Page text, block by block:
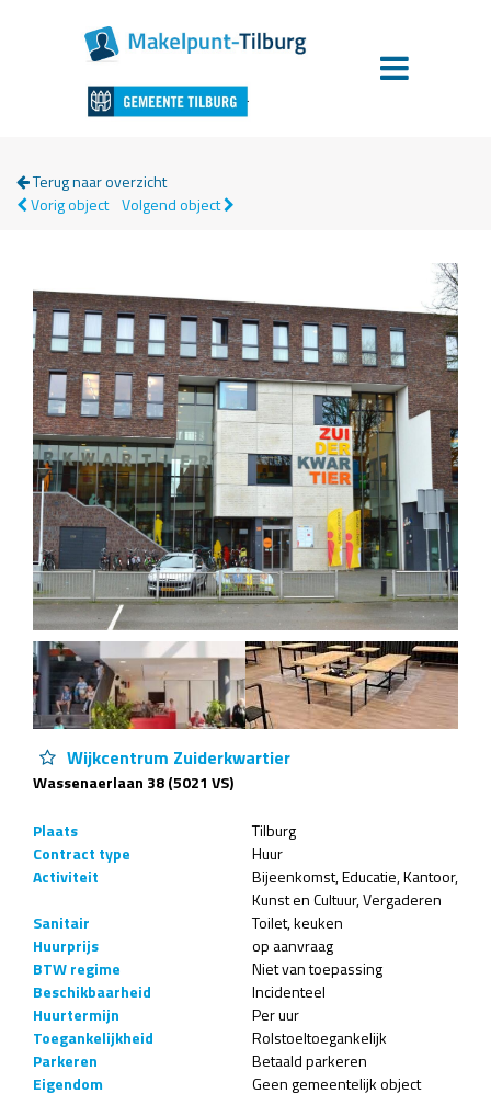
Terug naar overzicht
Vorig object Volgend object
Wijkcentrum Zuiderkwartier
Wassenaerlaan 38 (5021 VS)
Plaats
Tilburg
Contract type
Huur
Activiteit
Bijeenkomst Educatie Kantoor
Kunst en Cultuur Vergaderen
Sanitair
Toilet keuken
Huurprijs
op aanvraag
BTW regime
Niet van toepassing
Beschikbaarheid
Incidenteel
Huurtermijn
Per uur
Toegankelijkheid
Rolstoeltoegankelijk
Parkeren
Betaald parkeren
Eigendom
Geen gemeentelijk object